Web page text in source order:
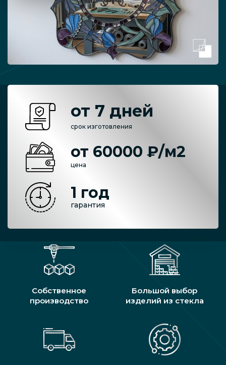
от 7 дней
срок изготовления
от 60000 ₽/м2
цена
1 год
гарантия
Собственное
производство
Большой выбор
изделий из стекла